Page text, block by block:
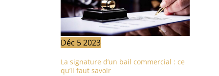
Déc 52023
La signature d’un bail commercial : ce
qu’il faut savoir